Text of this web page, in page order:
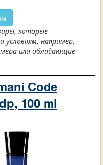
которые
например,
или обладающие
Code
100 ml